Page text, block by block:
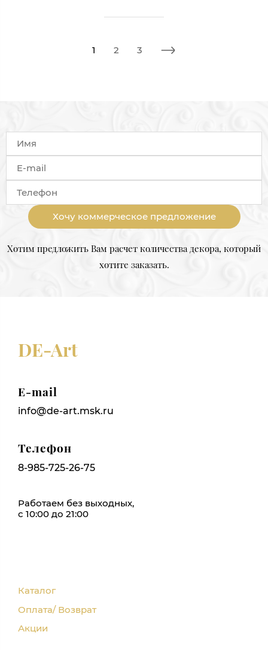
1 2 3
Хочу коммерческое предложение
Хотим предложить Вам расчет количества декора, который
хотите заказать.
DE-Art
E-mail
info@de-art.msk.ru
Телефон
8-985-725-26-75
Работаем без выходных,
с 10:00 до 21:00
Каталог
Оплата/ Возврат
Акции